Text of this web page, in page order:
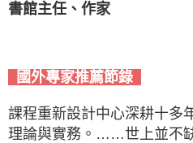
書館主任、作家
國外專家推薦節錄
課程重新設計中心深耕十多
理論與實務。……世上並不